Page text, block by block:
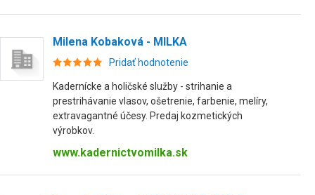
Milena Kobaková - MILKA
Pridať hodnotenie
Kadernícke a holičské služby - strihanie a
prestrihávanie vlasov, ošetrenie, farbenie, melíry,
extravagantné účesy. Predaj kozmetických
výrobkov.
www.kadernictvomilka.sk